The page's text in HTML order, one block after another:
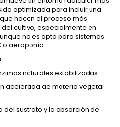
optimizada para incluir una
hacen el proceso más
cultivo, especialmente en
no es apto para sistemas
o aeroponía.
naturales estabilizadas.
acelerada de materia vegetal
del sustrato y la absorción de